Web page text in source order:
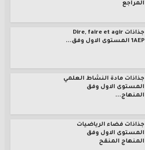
المراجع
جذاذات Dire, faire et agir
1AEP المستوى الاول وفق...
جذاذات مادة النشاط العلمي
المستوى الاول وفق
المنهاج...
جذاذات فضاء الرياضيات
المستوى الاول وفق
المنهاج المنقح